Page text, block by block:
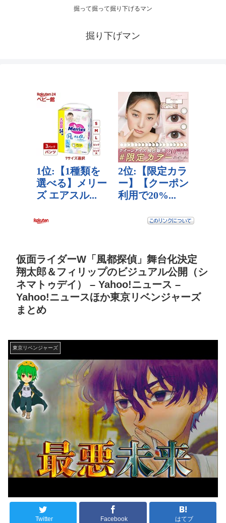
掘って掘って掘り下げるマン
掘り下げマン
仮面ライダーW「風都探偵」舞台化決定
翔太郎＆フィリップのビジュアル公開（シ
ネマトゥデイ） – Yahoo!ニュース –
Yahoo!ニュースほか東京リベンジャーズ
まとめ
東京リベンジャーズ
Twitter Facebook はてブ